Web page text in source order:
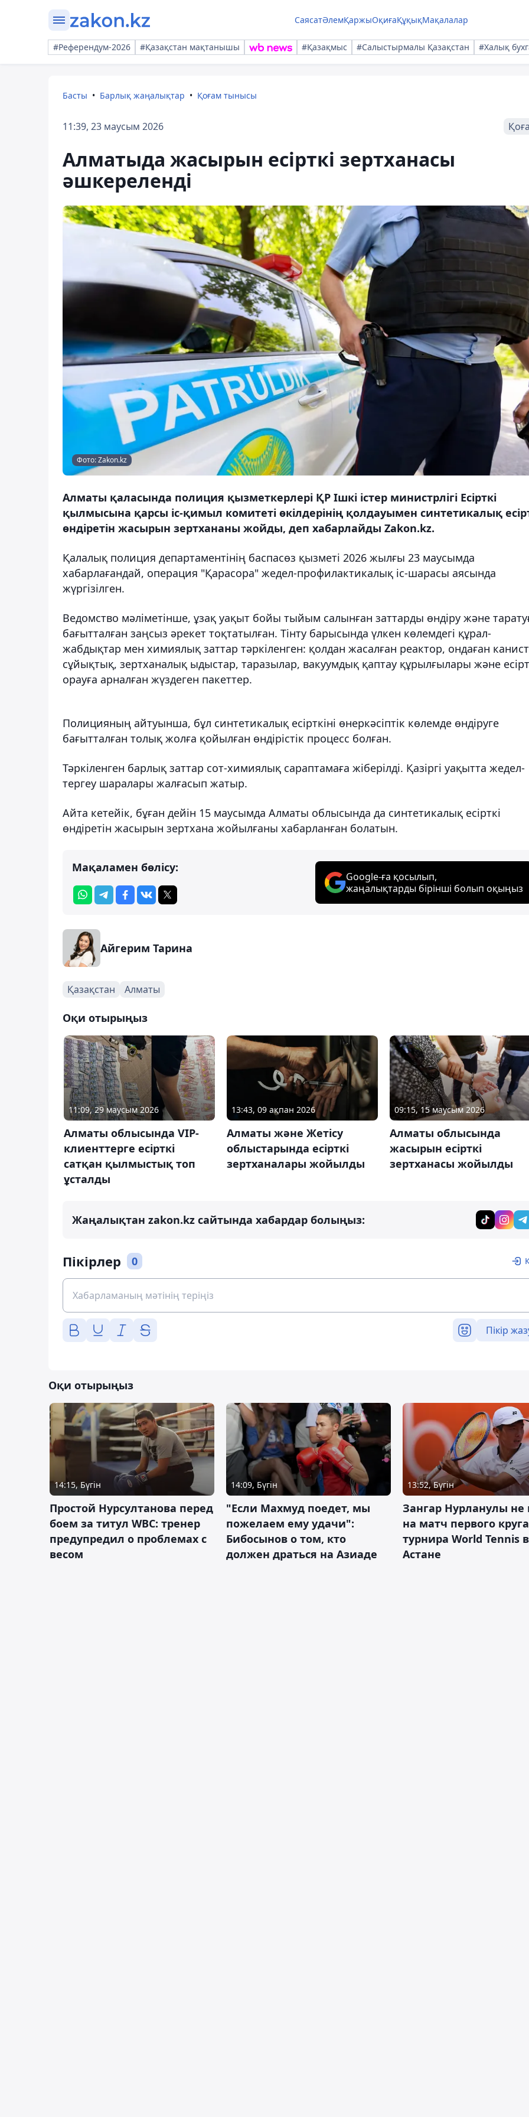
СаясатӘлемҚаржыОқиғаҚұқықМақалалар
#Референдум-2026 #Қазақстан мақтанышы #Қазақмыс #Салыстырмалы Қазақстан #Халық
Басты Барлық жаңалықтар Қоғам тынысы
11:39, 23 маусым 2026
Алматыда жасырын есірткі зертханасы
әшкереленді
Фото: Zakon.kz
Алматы қаласында полиция қызметкерлері ҚР Ішкі істер министрлігі Есірткі
қылмысына қарсы іс-қимыл комитеті өкілдерінің қолдауымен синтетикалық
өндіретін жасырын зертхананы жойды, деп хабарлайды Zakon.kz.
Қалалық полиция департаментінің баспасөз қызметі 2026 жылғы 23 маусымда
хабарлағандай, операция "Қарасора" жедел-профилактикалық іс-шарасы аясында
жүргізілген.
Ведомство мәліметінше, ұзақ уақыт бойы тыйым салынған заттарды өндіру және
бағытталған заңсыз әрекет тоқтатылған. Тінту барысында үлкен көлемдегі құрал-
жабдықтар мен химиялық заттар тәркіленген: қолдан жасалған реактор, ондаған
сұйықтық, зертханалық ыдыстар, таразылар, вакуумдық қаптау құрылғылары және
орауға арналған жүздеген пакеттер.
Полицияның айтуынша, бұл синтетикалық есірткіні өнеркәсіптік көлемде өндіруге
бағытталған толық жолға қойылған өндірістік процесс болған.
Тәркіленген барлық заттар сот-химиялық сараптамаға жіберілді. Қазіргі уақытта жедел-
тергеу шаралары жалғасып жатыр.
Айта кетейік, бұған дейін 15 маусымда Алматы облысында да синтетикалық есірткі
өндіретін жасырын зертхана жойылғаны хабарланған болатын.
Мақаламен бөлісу:
Google-ға қосылып,
жаңалықтарды бірінші болып оқыңыз
Айгерим Тарина
Қазақстан Алматы
Оқи отырыңыз
11:09, 29 маусым 2026
Алматы облысында VIP-
клиенттерге есірткі
сатқан қылмыстық топ
ұсталды
13:43, 09 ақпан 2026
Алматы және Жетісу
облыстарында есірткі
зертханалары жойылды
09:15, 15 маусым 2026
Алматы облысында
жасырын есірткі
зертханасы жойылды
Жаңалықтан zakon.kz сайтында хабардар болыңыз:
Пікірлер 0
Пікір
Оқи отырыңыз
14:15, Бүгін
Простой Нурсултанова перед
боем за титул WBC: тренер
предупредил о проблемах с
весом
14:09, Бүгін
"Если Махмуд поедет, мы
пожелаем ему удачи":
Бибосынов о том, кто
должен драться на Азиаде
13:52, Бүгін
Зангар Нурланулы
на матч первого круга
турнира World Tennis в
Астане